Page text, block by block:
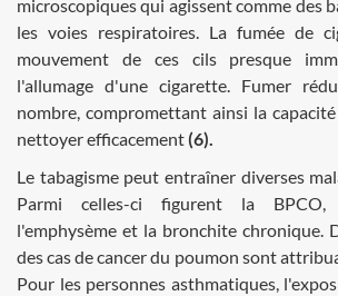
microscopiques qui agissent comme des
les voies respiratoires. La fumée de
mouvement de ces cils presque
l'allumage d'une cigarette. Fumer
nombre, compromettant ainsi la
nettoyer efficacement(6).
Le tabagisme peut entraîner diverses
Parmi celles-ci figurent la BPCO,
l'emphysème et la bronchite chronique.
des cas de cancer du poumon sont
Pour les personnes asthmatiques,